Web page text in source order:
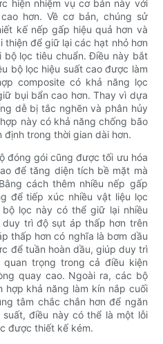
hiện nhiệm vụ cơ bản này với
hơn. Về cơ bản, chúng sử
kế nếp gấp hiệu quả hơn và
để giữ lại các hạt nhỏ hơn
bộ lọc tiêu chuẩn. Điều này bắt
bộ lọc hiệu suất cao được làm
composite có khả năng lọc
bụi bẩn cao hơn. Thay vì dựa
dễ bị tắc nghẽn và phân hủy
này có khả năng chống bão
định trong thời gian dài hơn.
đóng gói cũng được tối ưu hóa
để tăng diện tích bề mặt mà
cách thêm nhiều nếp gấp
để tiếp xúc nhiều vật liệu lọc
lọc này có thể giữ lại nhiều
trì độ sụt áp thấp hơn trên
thấp hơn có nghĩa là bơm dầu
để tuần hoàn dầu, giúp duy trì
trọng trong cả điều kiện
quay cao. Ngoài ra, các bộ
hợp khả năng làm kín nắp cuối
tâm chắc chắn hơn để ngăn
điều này có thể là một lỗi
được thiết kế kém.